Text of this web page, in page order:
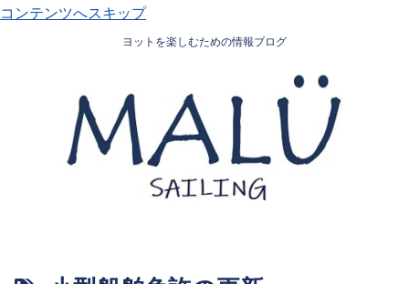
コンテンツへスキップ
ヨットを楽しむための情報ブログ